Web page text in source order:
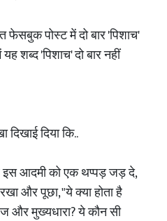
पोस्ट में दो बार 'पिशाच'
शब्द 'पिशाच' दो बार नहीं
दिया कि..
आदमी को एक थप्पड़ जड़ दे,
और पूछा, "ये क्या होता है
और मुख्यधारा? ये कौन सी